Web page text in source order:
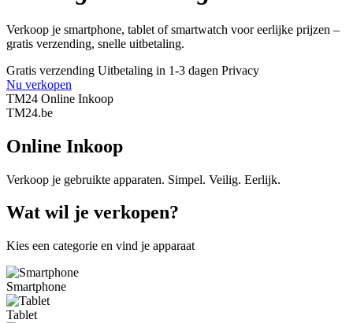
Verkoop je smartphone, tablet of smartwatch voor eerlijke prijzen –
gratis verzending, snelle uitbetaling.
Gratis verzending Uitbetaling in 1-3 dagen Privacy
Nu verkopen
TM24 Online Inkoop
TM24.be
Online Inkoop
Verkoop je gebruikte apparaten. Simpel. Veilig. Eerlijk.
Wat wil je verkopen?
Kies een categorie en vind je apparaat
Smartphone
Tablet